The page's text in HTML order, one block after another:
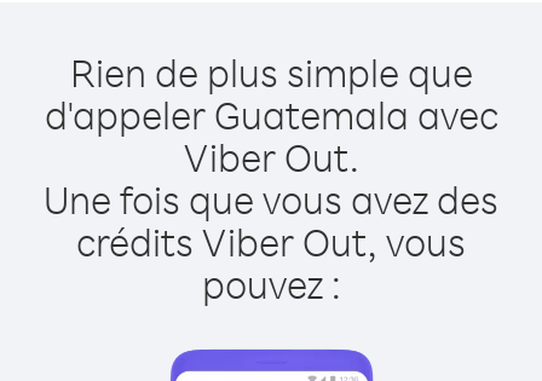
Rien de plus simple que
d'appeler Guatemala avec
Viber Out.
Une fois que vous avez des
crédits Viber Out, vous
pouvez :